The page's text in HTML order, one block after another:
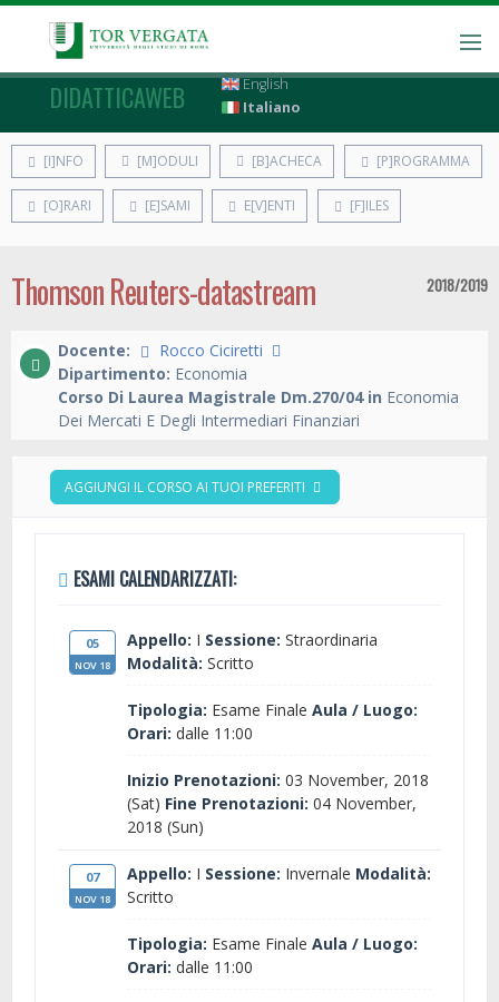
DIDATTICAWEB
English
Italiano
[I]NFO [M]ODULI [B]ACHECA [P]ROGRAMMA
[O]RARI [E]SAMI E[V]ENTI [F]ILES
Thomson Reuters-datastream 2018/2019
Docente:
Rocco Ciciretti
Dipartimento: Economia
Corso Di Laurea Magistrale Dm.270/04 in Economia
Dei Mercati E Degli Intermediari Finanziari
AGGIUNGI IL CORSO AI TUOI PREFERITI
ESAMI CALENDARIZZATI:
05
NOV 18
Appello: I Sessione: Straordinaria
Modalità: Scritto
Tipologia: Esame Finale Aula / Luogo:
Orari: dalle 11:00
Inizio Prenotazioni: 03 November, 2018
(Sat) Fine Prenotazioni: 04 November,
2018 (Sun)
07
NOV 18
Appello: I Sessione: Invernale Modalità:
Scritto
Tipologia: Esame Finale Aula / Luogo:
Orari: dalle 11:00